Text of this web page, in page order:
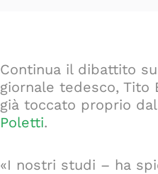
Continua il dibattito
giornale tedesco, Tito
già toccato proprio
Poletti.
«I nostri studi – ha